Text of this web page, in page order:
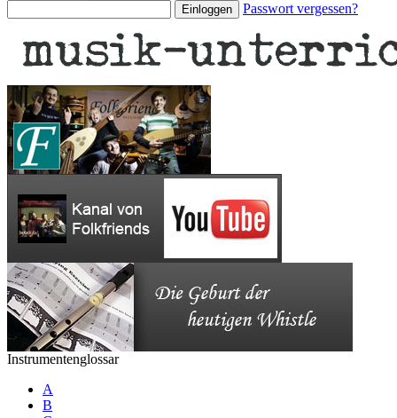
Passwort vergessen?
Instrumentenglossar
A
B